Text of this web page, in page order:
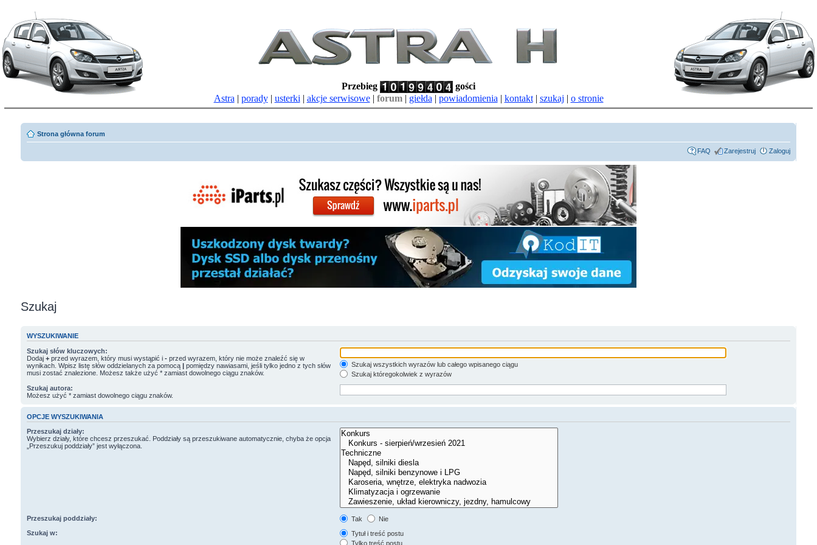
Przebieg
gości
Astra | porady| usterki | akcje serwisowe| forum| giełda | powiadomienia | kontakt| szukaj | o stronie
Strona główna forum
FAQ Zarejestruj Zaloguj
Szukaj
WYSZUKIWANIE
Szukaj słów kluczowych:
Dodaj +przed wyrazem, który musi wystąpić i -przed wyrazem, który nie może znaleźć się w
wynikach. Wpisz listę słów oddzielanych za pomocą |pomiędzy nawiasami, jeśli tylko jedno z tych słów
musi zostać znalezione. Możesz także użyć * zamiast dowolnego ciągu znaków.
Szukaj wszystkich wyrazów lub całego wpisanego ciągu
Szukaj któregokolwiek z wyrazów
Szukaj autora:
Możesz użyć * zamiast dowolnego ciągu znaków.
OPCJE WYSZUKIWANIA
Przeszukaj działy:
Wybierz działy, które chcesz przeszukać. Poddziały są przeszukiwane automatycznie, chyba że opcja
„Przeszukuj poddziały” jest wyłączona.
Przeszukaj poddziały: Tak
Nie
Szukaj w:
Tytuł i treść postu
Tylko treść postu